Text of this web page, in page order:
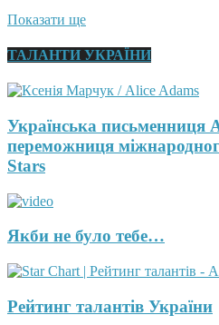
Показати ще
ТАЛАНТИ УКРАЇНИ
Українська письменниця
переможниця
Stars
Якби не було тебе…
Рейтинг талантів України